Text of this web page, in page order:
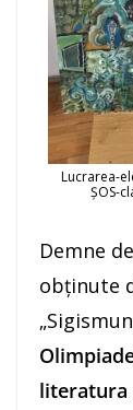
Lucrarea-
ȘOS-
Demne
obținute
literatura